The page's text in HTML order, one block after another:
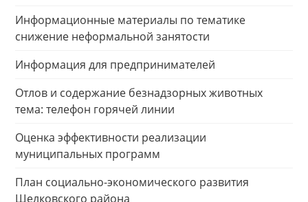
Информационные материалы по тематике
снижение неформальной занятости
Информация для предпринимателей
Отлов и содержание безнадзорных животных
тема: телефон горячей линии
Оценка эффективности реализации
муниципальных программ
План социально-экономического развития
Шелковского района